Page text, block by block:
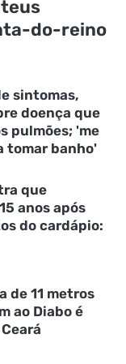
do-reino
sintomas,
doença que
pulmões; 'me
tomar banho'
que
anos após
do cardápio:
de 11 metros
ao Diabo é